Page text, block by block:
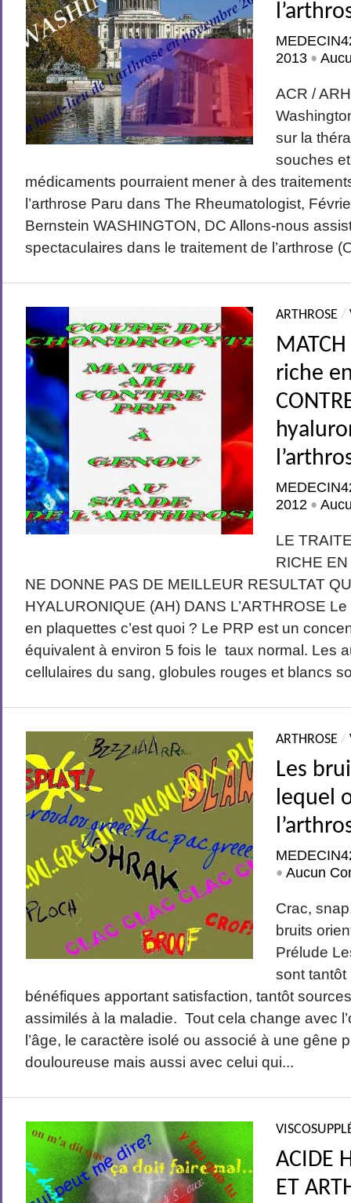
2013 •
ACR /
sur la
souches
médicaments pourraient mener à des
l’arthrose Paru dans The Rheumatologist,
Bernstein WASHINGTON, DC Allons-nous
spectaculaires dans le traitement de l’arthrose
ARTHROSE /
riche
2012 •
LE
RICHE
NE DONNE PAS DE MEILLEUR RESULTAT
HYALURONIQUE (AH) DANS L’ARTHROSE
en plaquettes c’est quoi ? Le PRP est un
équivalent à environ 5 fois le taux normal. Les
cellulaires du sang, globules rouges et blancs
ARTHROSE /
Les
lequel
•Aucun
Crac,
bruits
Prélude
sont
bénéfiques apportant satisfaction, tantôt
assimilés à la maladie. Tout cela change avec
l’âge, le caractère isolé ou associé à une gêne
douloureuse mais aussi avec celui qui...
ACIDE
ET